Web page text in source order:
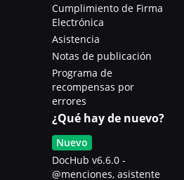
Cumplimiento de Firma
Electrónica
Asistencia
Notas de publicación
Programa de
recompensas por
errores
¿Qué hay de nuevo?
Nuevo
DocHub v6.6.0 -
@menciones, asistente